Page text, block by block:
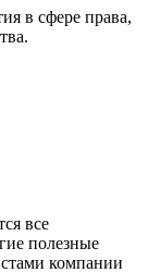
в сфере права,
все
полезные
компании